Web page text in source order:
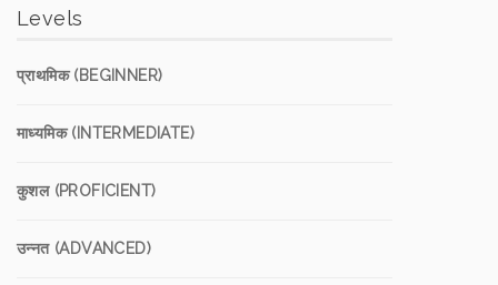
Levels
प्राथमिक (BEGINNER)
माध्यमिक (INTERMEDIATE)
कुशल (PROFICIENT)
उन्नत (ADVANCED)